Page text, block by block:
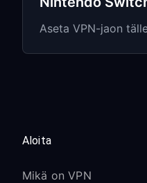
Eri alueilla voi
saatavilla
NAT-
Aseta VPN-jaon
Aloita
Mikä on VPN